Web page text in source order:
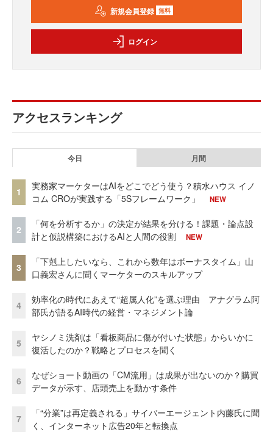
新規会員登録 無料
ログイン
アクセスランキング
今日 月間
1
実務家マーケターはAIをどこでどう使う？積水ハウス イノ
コム CROが実践する「5Sフレームワーク」
NEW
2
「何を分析するか」の決定が結果を分ける！課題・論点設
計と仮説構築におけるAIと人間の役割
NEW
3
「下剋上したいなら、これから数年はボーナスタイム」山
口義宏さんに聞くマーケターのスキルアップ
4
効率化の時代にあえて“超属人化”を選ぶ理由 アナグラム阿
部氏が語るAI時代の経営・マネジメント論
5
ヤシノミ洗剤は「看板商品に傷が付いた状態」からいかに
復活したのか？戦略とプロセスを聞く
6
なぜショート動画の「CM流用」は成果が出ないのか？購買
データが示す、店頭売上を動かす条件
7
「“分業”は再定義される」サイバーエージェント内藤氏に聞
く、インターネット広告20年と転換点